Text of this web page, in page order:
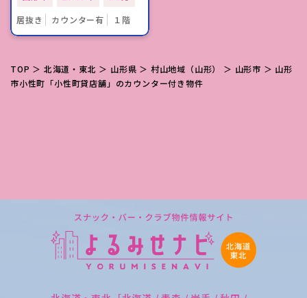
居抜き
カウンター有 １階
TOP ＞ 北海道・東北 ＞ 山形県 ＞ 村山地域（山形） ＞ 山形市 ＞ 山形
市小性町「小性町貸店舗」のカウンター付き物件